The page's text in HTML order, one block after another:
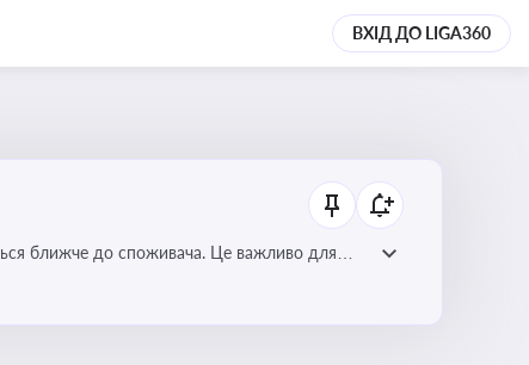
ВХІД ДО LIGA360
ближче до споживача. Це важливо для
розвитку відновлюваних джерел